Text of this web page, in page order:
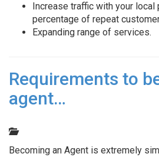
Increase traffic with your
percentage of repeat
Expanding range of services.
Requirements to
agent…
Becoming an Agent is extremely